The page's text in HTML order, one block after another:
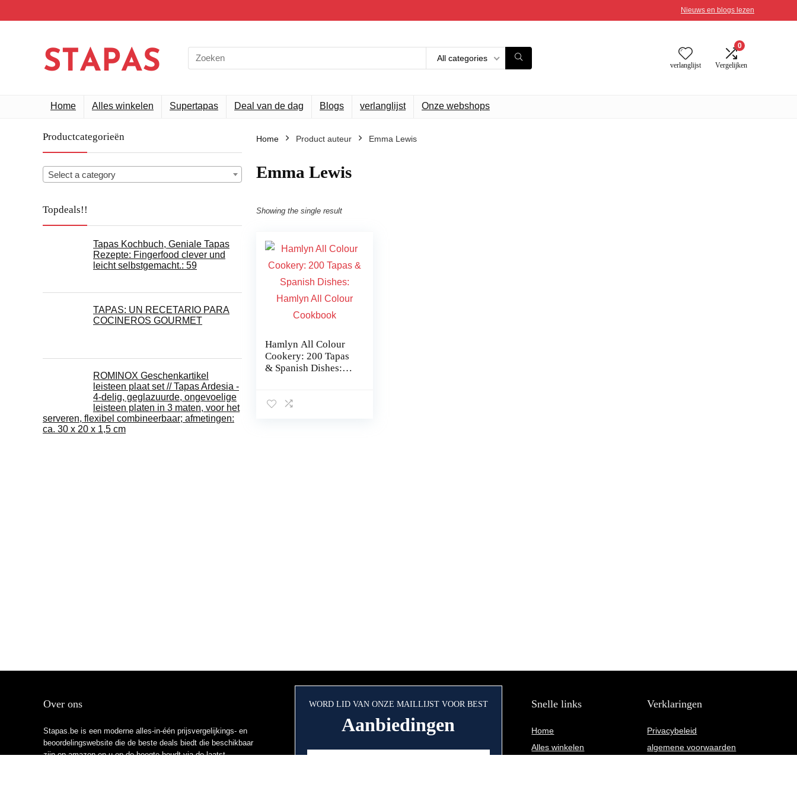
Nieuws en blogs lezen
Search
for:
All categories
verlanglijst
0
Vergelijken
Home Alles winkelen Supertapas Deal van de dag Blogs verlanglijst Onze webshops
Productcategorieën
Select a category
Topdeals!!
Tapas Kochbuch, Geniale Tapas
Rezepte: Fingerfood clever und
leicht selbstgemacht.: 59
TAPAS: UN RECETARIO PARA
COCINEROS GOURMET
ROMINOX Geschenkartikel
leisteen plaat set // Tapas Ardesia -
4-delig, geglazuurde, ongevoelige
leisteen platen in 3 maten, voor het
serveren, flexibel combineerbaar; afmetingen:
ca. 30 x 20 x 1,5 cm
Home Product auteur Emma Lewis
Emma Lewis
Showing the single result
Hamlyn All Colour
Cookery: 200 Tapas
& Spanish Dishes:
Over ons
Stapas.be is een moderne alles-in-één prijsvergelijkings- en
beoordelingswebsite die de beste deals biedt die beschikbaar
zijn op amazon en u op de hoogte houdt via de laatst
WORD LID VAN ONZE MAILLIJST VOOR BEST
Aanbiedingen
Snelle links
Home
Alles winkelen
Verklaringen
Privacybeleid
algemene voorwaarden